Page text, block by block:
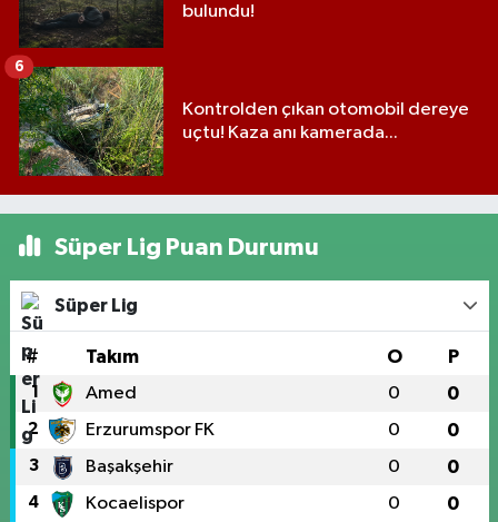
bulundu!
Kontrolden çıkan otomobil dereye
uçtu! Kaza anı kamerada...
6
Süper Lig Puan Durumu
Süper Lig
# Takım O P
1 Amed 0 0
2 Erzurumspor FK 0 0
3 Başakşehir 0 0
4 Kocaelispor 0 0